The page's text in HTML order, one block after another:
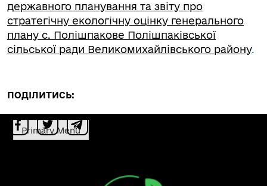
державного планування та звіту про
стратегічну екологічну оцінку генерального
плану с. Полішпакове Полішпаківської
сільської ради Великомихайлівського району.
ПОДІЛИТИСЬ:
Primary Menu